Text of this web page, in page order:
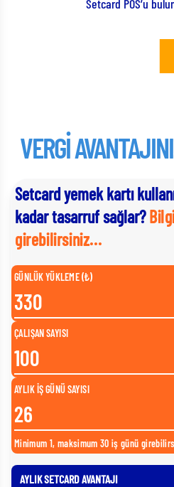
Setcard POS’u bulunan üye iş
SETCARD
VERGİ
Setcard yemek kartı
kadar tasarruf sağlar?
girebilirsiniz...
GÜNLÜK YÜKLEME (₺)
ÇALIŞAN SAYISI
AYLIK İŞ GÜNÜ SAYISI
Minimum 1, maksimum 30 iş günü
AYLIK SETCARD AVANTAJI